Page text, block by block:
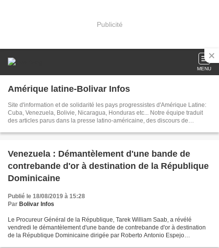
Publicité
MENU
Amérique latine-Bolivar Infos
Site d'information et de solidarité les pays progressistes d'Amérique Latine:
Cuba, Venezuela, Bolivie, Nicaragua, Honduras etc... Notre équipe traduit
des articles parus dans la presse latino-américaine, des discours de
latine. Dans nos articles publiés chaque jour, nous tâchons d'être toujours au
Venezuela : Démantèlement d'une bande de
contrebande d'or à destination de la République
Dominicaine
Publié le 18/08/2019 à 15:28
Par Bolivar Infos
Le Procureur Général de la République, Tarek William Saab, a révélé
vendredi le démantèlement d'une bande de contrebande d'or à destination
de la République Dominicaine dirigée par Roberto Antonio Espejo